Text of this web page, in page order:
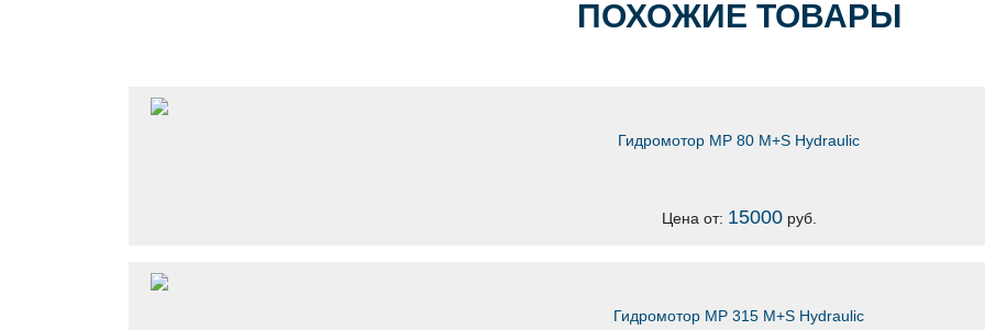
ПОХОЖИЕ ТОВАРЫ
Гидромотор MP 80 M+S Hydraulic
Цена от: 15000руб.
Гидромотор MP 315 M+S Hydraulic